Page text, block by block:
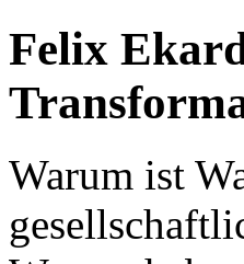
Felix
Warum ist